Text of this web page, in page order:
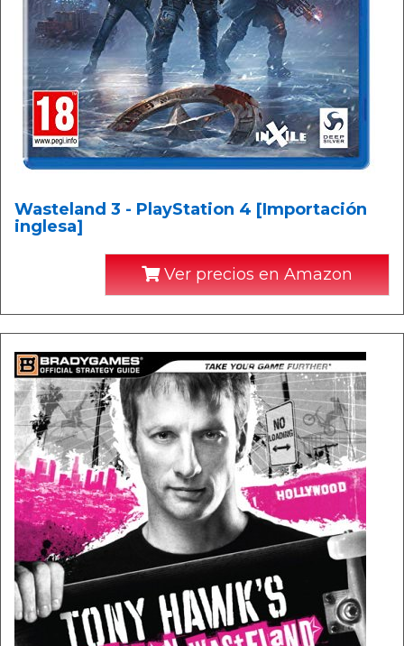
Wasteland 3 - PlayStation 4 [Importación
inglesa]
Ver precios en Amazon